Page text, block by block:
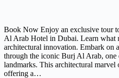
Book Now Enjoy an exclusive tour
Al Arab Hotel in Dubai. Learn what
architectural innovation. Embark on
through the iconic Burj Al Arab, one
landmarks. This architectural marvel
offering a…